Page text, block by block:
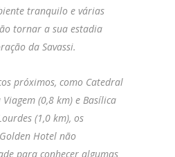
tranquilo e várias
tornar a sua estadia
da Savassi.
próximos, como Catedral
(0,8 km) e Basílica
(1,0 km), os
Hotel não
para conhecer algumas